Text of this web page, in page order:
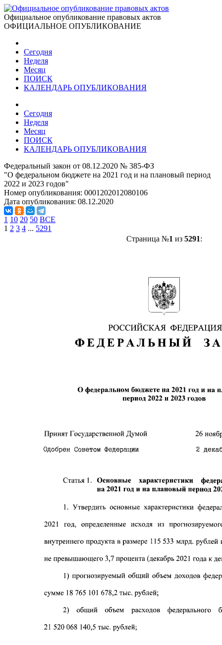
Официальное опубликование правовых актов
ОФИЦИАЛЬНОЕ ОПУБЛИКОВАНИЕ
Сегодня
Неделя
Месяц
ПОИСК
КАЛЕНДАРЬ ОПУБЛИКОВАНИЯ
Сегодня
Неделя
Месяц
ПОИСК
КАЛЕНДАРЬ ОПУБЛИКОВАНИЯ
Федеральный закон от 08.12.2020 № 385-ФЗ
"О федеральном бюджете на 2021 год и на плановый период
2022 и 2023 годов"
Номер опубликования: 0001202012080106
Дата опубликования: 08.12.2020
1 10 20 50 ВСЕ
1 2 3 4 ... 5291
Страница №1 из 5291: